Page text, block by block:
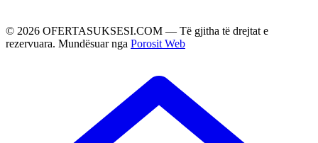
© 2026 OFERTASUKSESI.COM — Të gjitha të drejtat e
rezervuara. Mundësuar nga Porosit Web